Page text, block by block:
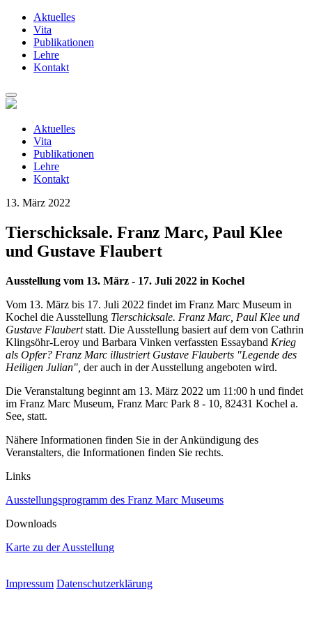
Aktuelles
Vita
Publikationen
Lehre
Kontakt
Zum
springenAktuelles
Vita
Publikationen
Lehre
Kontakt
13. März 2022
Tierschicksale. Franz Marc, Paul Klee
und Gustave Flaubert
Ausstellung vom 13. März - 17. Juli 2022 in Kochel
Vom 13. März bis 17. Juli 2022 findet im Franz Marc Museum in
Kochel die Ausstellung Tierschicksale. Franz Marc, Paul Klee und
Gustave Flaubertstatt. Die Ausstellung basiert auf dem von Cathrin
Klingsöhr-Leroy und Barbara Vinken verfassten Essayband Krieg
als Opfer? Franz Marc illustriert Gustave Flauberts "Legende des
Heiligen Julian", der auch in der Ausstellung angeboten wird.
Die Veranstaltung beginnt am 13. März 2022 um 11:00 h und findet
im Franz Marc Museum, Franz Marc Park 8 - 10, 82431 Kochel a.
See, statt.
Nähere Informationen finden Sie in der Ankündigung des
Veranstalters, die Informationen finden Sie rechts.
Links
Ausstellungsprogramm des Franz Marc Museums
Downloads
Karte zu der Ausstellung
Impressum Datenschutzerklärung